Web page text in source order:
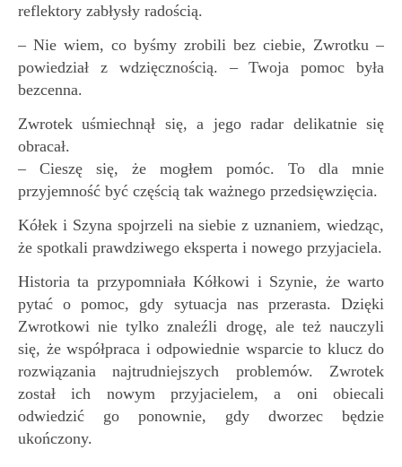
reflektory zabłysły radością.
– Nie wiem, co byśmy zrobili bez ciebie, Zwrotku –
powiedział z wdzięcznością. – Twoja pomoc była
bezcenna.
Zwrotek uśmiechnął się, a jego radar delikatnie się
obracał.
– Cieszę się, że mogłem pomóc. To dla mnie
przyjemność być częścią tak ważnego przedsięwzięcia.
Kółek i Szyna spojrzeli na siebie z uznaniem, wiedząc,
że spotkali prawdziwego eksperta i nowego przyjaciela.
Historia ta przypomniała Kółkowi i Szynie, że warto
pytać o pomoc, gdy sytuacja nas przerasta. Dzięki
Zwrotkowi nie tylko znaleźli drogę, ale też nauczyli
się, że współpraca i odpowiednie wsparcie to klucz do
rozwiązania najtrudniejszych problemów. Zwrotek
został ich nowym przyjacielem, a oni obiecali
odwiedzić go ponownie, gdy dworzec będzie
ukończony.